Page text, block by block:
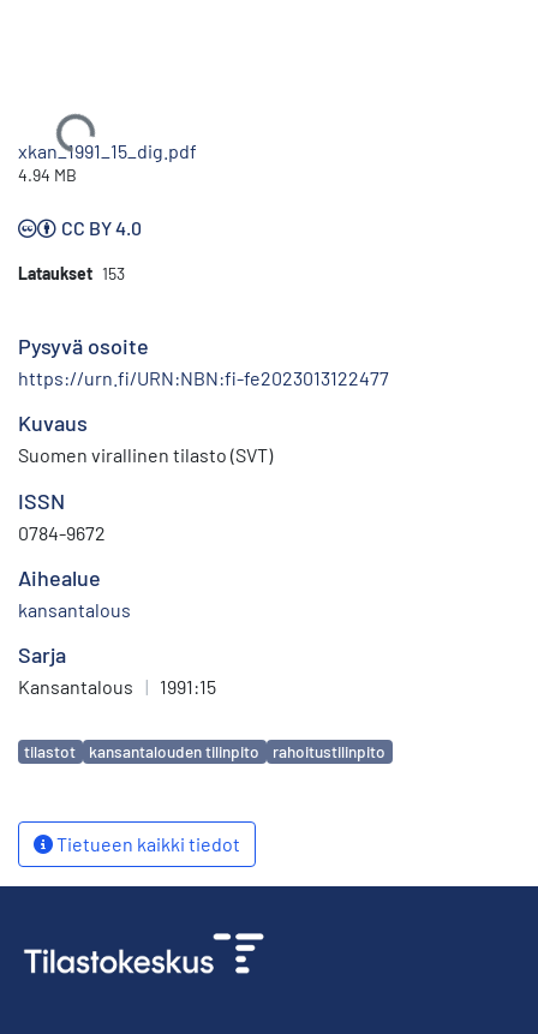
Ladataan...
xkan_1991_15_dig.pdf
4.94 MB
CC BY 4.0
Lataukset 153
Pysyvä osoite
https://urn.fi/URN:NBN:fi-fe2023013122477
Kuvaus
Suomen virallinen tilasto (SVT)
ISSN
0784-9672
Aihealue
kansantalous
Sarja
Kansantalous | 1991:15
Avainsanat
tilastot kansantalouden tilinpito rahoitustilinpito
Tietueen kaikki tiedot